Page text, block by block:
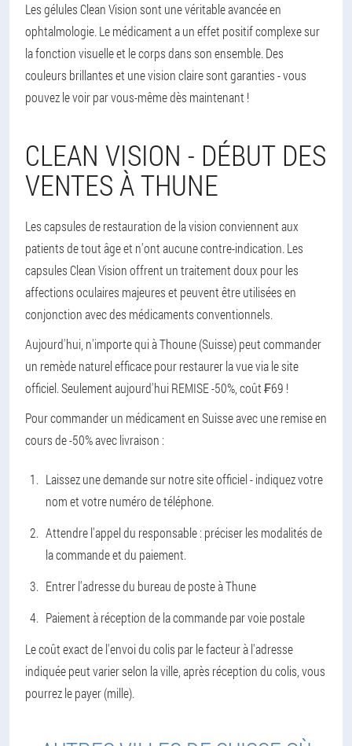
Les gélules Clean Vision sont une véritable avancée en
ophtalmologie. Le médicament a un effet positif complexe sur
la fonction visuelle et le corps dans son ensemble. Des
couleurs brillantes et une vision claire sont garanties - vous
pouvez le voir par vous-même dès maintenant !
CLEAN VISION - DÉBUT DES
VENTES À THUNE
Les capsules de restauration de la vision conviennent aux
patients de tout âge et n'ont aucune contre-indication. Les
capsules Clean Vision offrent un traitement doux pour les
affections oculaires majeures et peuvent être utilisées en
conjonction avec des médicaments conventionnels.
Aujourd'hui, n'importe qui à Thoune (Suisse) peut commander
un remède naturel efficace pour restaurer la vue via le site
officiel. Seulement aujourd'hui REMISE -50%, coût ₣69 !
Pour commander un médicament en Suisse avec une remise en
cours de -50% avec livraison :
Laissez une demande sur notre site officiel - indiquez votre
nom et votre numéro de téléphone.
Attendre l'appel du responsable : préciser les modalités de
la commande et du paiement.
Entrer l'adresse du bureau de poste à Thune
Paiement à réception de la commande par voie postale
Le coût exact de l'envoi du colis par le facteur à l'adresse
indiquée peut varier selon la ville, après réception du colis, vous
pourrez le payer (mille).